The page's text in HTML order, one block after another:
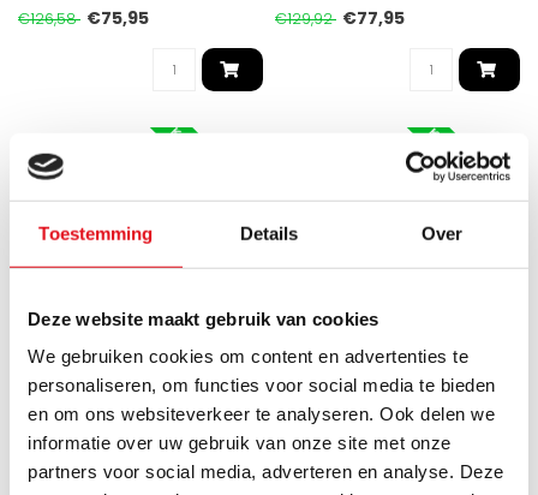
Toestemming Details Over
Deze website maakt gebruik van cookies
We gebruiken cookies om content en advertenties te
personaliseren, om functies voor social media te bieden
en om ons websiteverkeer te analyseren. Ook delen we
informatie over uw gebruik van onze site met onze
partners voor social media, adverteren en analyse. Deze
€126,58 €75,95
€129,92 €77,95
KORTING -40%
OPPIO
40x60 cm Type 11 - 476 Watt
- Oppio Paneelradiator
KORTING -50%
OPPIO
40x60 cm Type 22 - 936
Watt - Oppio